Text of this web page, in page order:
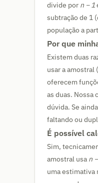
divide por n − 1
subtração de 1
população a
Por que
Existem duas
usar a amostral
oferecem
as duas. Nossa
dúvida. Se
faltando ou
É possível
Sim,
amostral usa n
uma estimativa